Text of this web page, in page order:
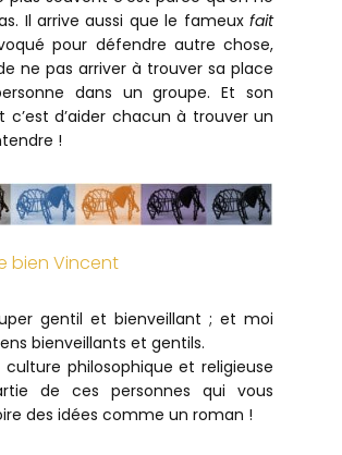
Il arrive aussi que le fameuxfait
pour défendre autre chose,
ne pas arriver à trouver sa place
dans un groupe. Et son
c’est d’aider chacun à trouver un
!
bien Vincent
gentil et bienveillant ; et moi
bienveillants et gentils.
culture philosophique et religieuse
de ces personnes qui vous
des idées comme un roman !